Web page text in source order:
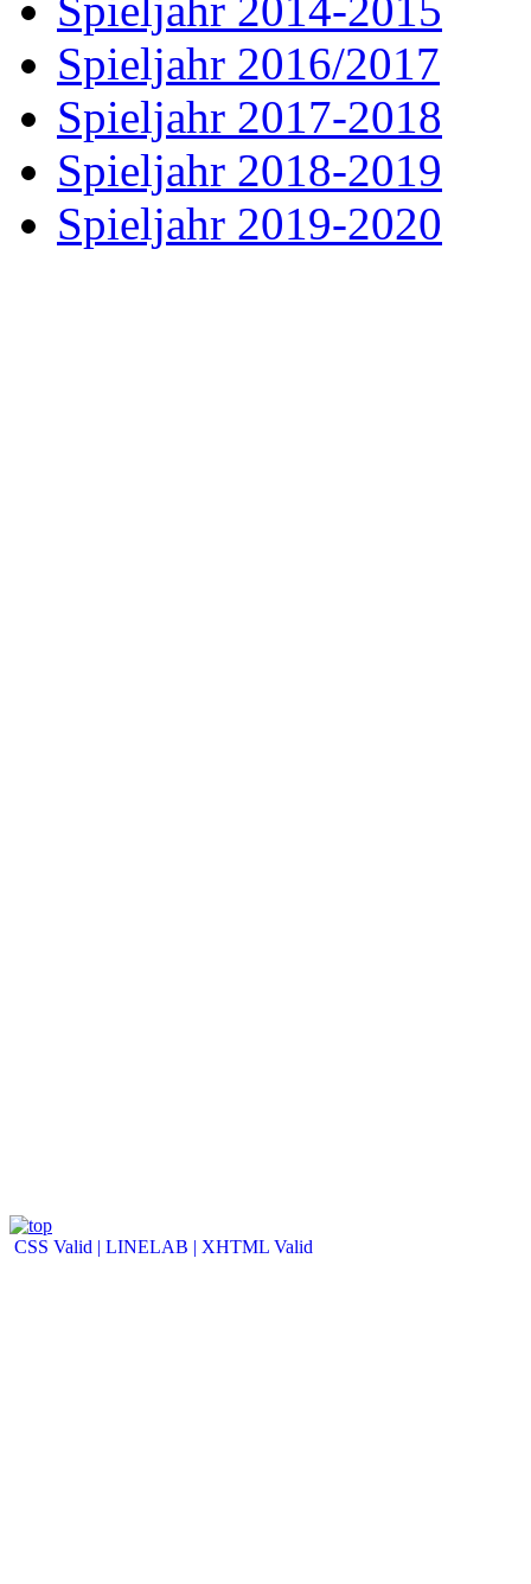
Spieljahr 2016/2017
Spieljahr 2017-2018
Spieljahr 2018-2019
Spieljahr 2019-2020
CSS Valid | LINELAB | XHTML Valid